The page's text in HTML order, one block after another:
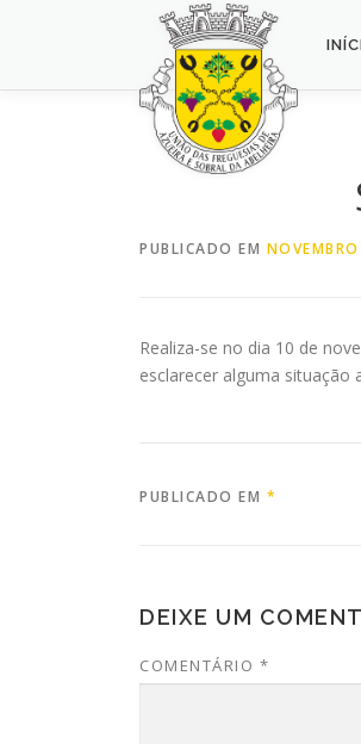
PUBLICADO EM
Realiza-se no dia 10 de
esclarecer alguma situação
PUBLICADO EM *
DEIXE UM
COMENTÁRIO *